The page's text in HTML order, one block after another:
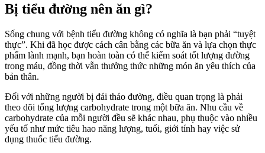
Bị tiểu đường nên ăn gì?
Sống chung với bệnh tiểu đường không có nghĩa là bạn phải “tuyệt
thực”. Khi đã học được cách cân bằng các bữa ăn và lựa chọn thực
phẩm lành mạnh, bạn hoàn toàn có thể kiểm soát tốt lượng đường
trong máu, đồng thời vẫn thưởng thức những món ăn yêu thích của
bản thân.
Đối với những người bị đái tháo đường, điều quan trọng là phải
theo dõi tổng lượng carbohydrate trong một bữa ăn. Nhu cầu về
carbohydrate của mỗi người đều sẽ khác nhau, phụ thuộc vào nhiều
yếu tố như mức tiêu hao năng lượng, tuổi, giới tính hay việc sử
dụng thuốc tiểu đường.